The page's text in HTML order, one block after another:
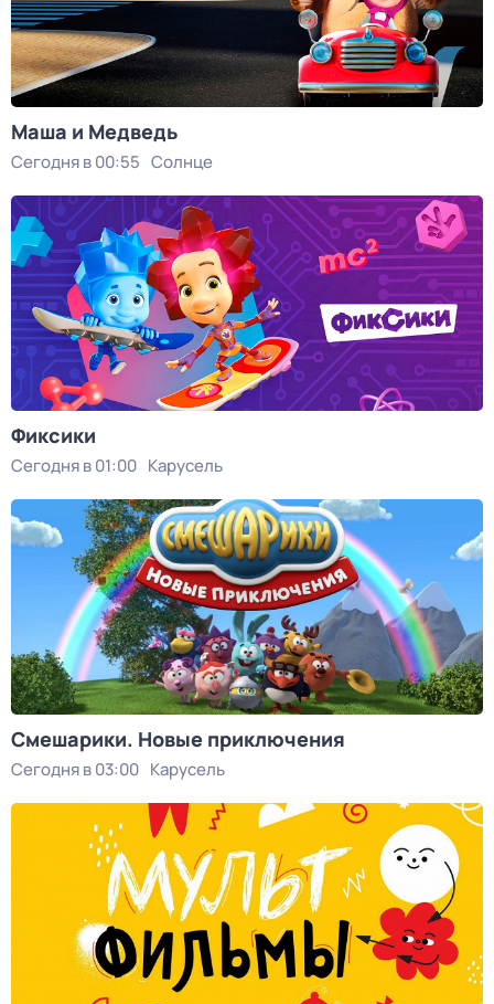
Маша и Медведь
Сегодня в 00:55 Солнце
Фиксики
Сегодня в 01:00 Карусель
Смешарики. Новые приключения
Сегодня в 03:00 Карусель